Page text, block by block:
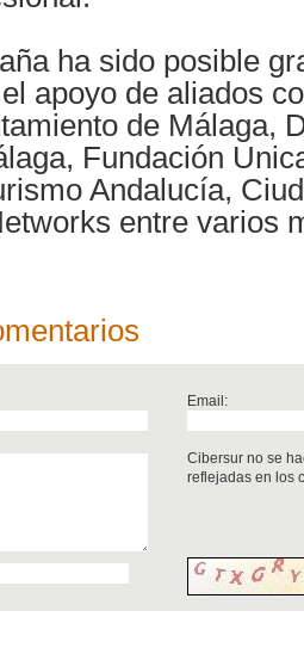
ha sido posible
apoyo de aliados
de Málaga,
Fundación
Andalucía,
entre varios
Email:
Cibersur no se
reflejadas en los